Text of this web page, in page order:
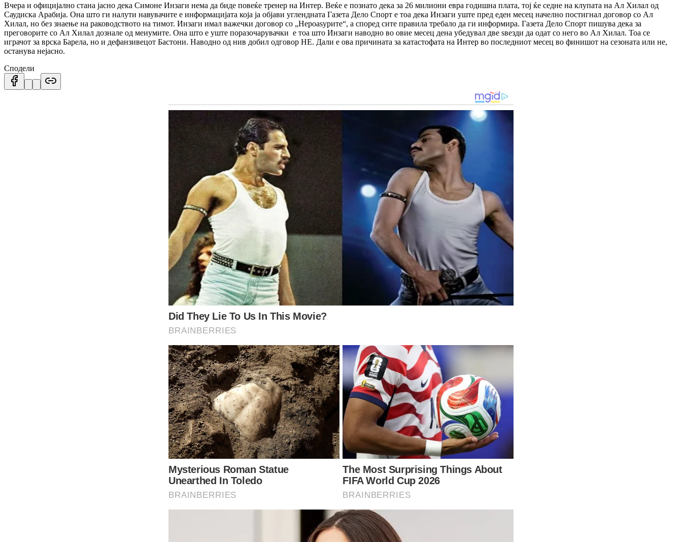
Вчера и официјално стана јасно дека Симоне Инзаги нема да биде повеќе тренер на Интер. Веќе е познато дека за 26 милиони евра годишна плата, тој ќе седне на клупата на Ал Хилал од
Саудиска Арабија. Она што ги налути навувачите е информацијата која ја објави углендната Газета Дело Спорт е тоа дека Инзаги уште пред еден месец начелно постигнал договор со Ал
Хилал, но без знаење на раководството на тимот. Инзаги имал важечки договор со „Нероаѕурите“, а според сите правила требало да ги информира. Газета Дело Спорт пишува дека за
преговорите со Ал Хилал дознале од меиумите. Она што е уште поразочарувачки е тоа што Инзаги наводно во овие месец дена убедувал две ѕвезди да одат со него во Ал Хилал. Тоа се
играчот за врска Барела, но и дефанзивецот Бастони. Наводно од нив добил одговор НЕ. Дали е ова причината за катастофата на Интер во последниот месец во финишот на сезоната или не,
останува нејасно.
Сподели